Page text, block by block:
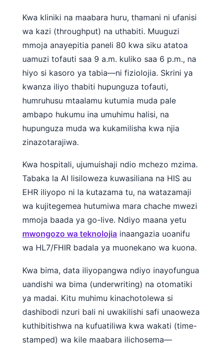
Kwa kliniki na maabara huru, thamani ni ufanisi
wa kazi (throughput) na uthabiti. Muuguzi
mmoja anayepitia paneli 80 kwa siku atatoa
uamuzi tofauti saa 9 a.m. kuliko saa 6 p.m., na
hiyo si kasoro ya tabia—ni fiziolojia. Skrini ya
kwanza iliyo thabiti hupunguza tofauti,
humruhusu mtaalamu kutumia muda pale
ambapo hukumu ina umuhimu halisi, na
hupunguza muda wa kukamilisha kwa njia
zinazotarajiwa.
Kwa hospitali, ujumuishaji ndio mchezo mzima.
Tabaka la AI lisiloweza kuwasiliana na HIS au
EHR iliyopo ni la kutazama tu, na watazamaji
wa kujitegemea hutumiwa mara chache mwezi
mmoja baada ya go-live. Ndiyo maana yetu
mwongozo wa teknolojia inaangazia uoanifu
wa HL7/FHIR badala ya muonekano wa kuona.
Kwa bima, data iliyopangwa ndiyo inayofungua
uandishi wa bima (underwriting) na otomatiki
ya madai. Kitu muhimu kinachotolewa si
dashibodi nzuri bali ni uwakilishi safi unaoweza
kuthibitishwa na kufuatiliwa kwa wakati (time-
stamped) wa kile maabara ilichosema—
Galego
Latviešu valoda
Македонски јазик
Euskara
Gàidhlig
Occitan
العربية المغربية
Afrikaans
Монгол
Basa Jawa
ئۇيغۇرچە
Кыргызча
Татар теле
Беларуская мова
Esperanto
Frysk
Ślōnskŏ gŏdka
Norsk bokmål